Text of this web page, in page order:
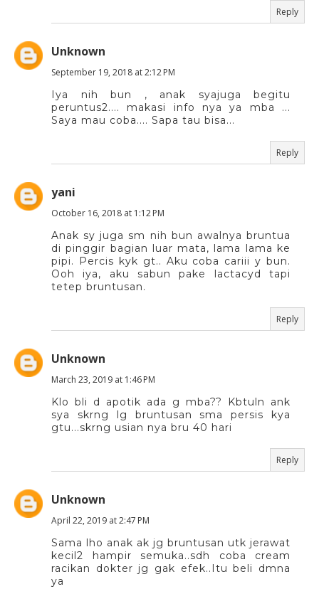
Reply
Unknown
September 19, 2018 at 2:12 PM
Iya nih bun , anak syajuga begitu
peruntus2.... makasi info nya ya mba ...
Saya mau coba.... Sapa tau bisa...
Reply
yani
October 16, 2018 at 1:12 PM
Anak sy juga sm nih bun awalnya bruntua
di pinggir bagian luar mata, lama lama ke
pipi. Percis kyk gt.. Aku coba cariii y bun.
Ooh iya, aku sabun pake lactacyd tapi
tetep bruntusan.
Reply
Unknown
March 23, 2019 at 1:46 PM
Klo bli d apotik ada g mba?? Kbtuln ank
sya skrng lg bruntusan sma persis kya
gtu...skrng usian nya bru 40 hari
Reply
Unknown
April 22, 2019 at 2:47 PM
Sama lho anak ak jg bruntusan utk jerawat
kecil2 hampir semuka..sdh coba cream
racikan dokter jg gak efek..Itu beli dmna
ya